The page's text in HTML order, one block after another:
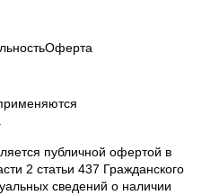
Оферта
публичной офертой в
2 статьи 437 Гражданского
сведений о наличии